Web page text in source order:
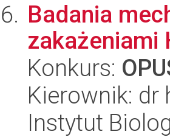
Badania
zakażeniami
Konkurs:
Kierownik: dr
Instytut